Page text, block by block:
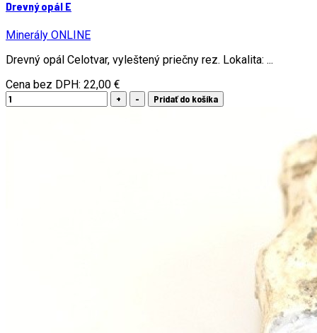
Drevný opál E
Minerály ONLINE
Drevný opál Celotvar, vyleštený priečny rez. Lokalita: ...
Cena bez DPH: 22,00 €